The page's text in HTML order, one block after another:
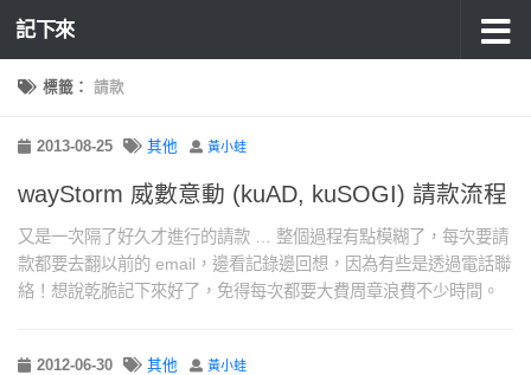
記下來
標籤： 請款
2013-08-25 其他 黃小蛙
wayStorm 威數意動 (kuAD, kuSOGI) 請款流程
又是一次隔了好久才進行的請款 … 整個過程有點模糊了，每次要請
款都要去翻以前的 email，邊看記錄邊回想，因為有些是透過電話聯
絡！想說乾脆記下來好了，免得每次都要大費周章浪費不少時間。
2012-06-30 其他 黃小蛙